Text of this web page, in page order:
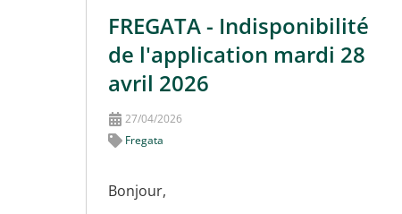
FREGATA - Indisponibilité
de l'application mardi 28
avril 2026
27/04/2026
Fregata
Bonjour,